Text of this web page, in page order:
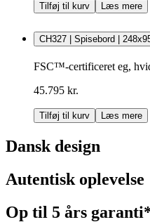
Tilføj til kurv Læs mere
CH327 | Spisebord |
FSC™-certificeret eg,
45.795 kr.
Tilføj til kurv Læs mere
Dansk design
Autentisk oplevelse
Op til 5 års